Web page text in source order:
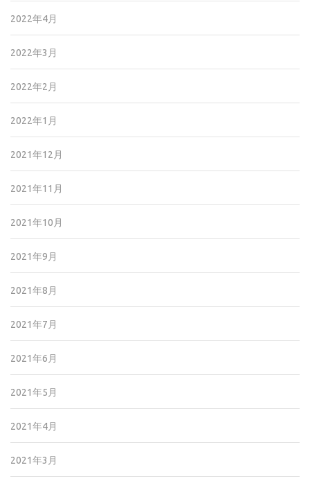
2022年4月
2022年3月
2022年2月
2022年1月
2021年12月
2021年11月
2021年10月
2021年9月
2021年8月
2021年7月
2021年6月
2021年5月
2021年4月
2021年3月